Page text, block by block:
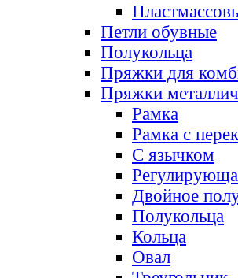
Петли обувные
Полукольца
Пряжки для
Пряжки
Рамка
Рамка с
С язычком
Двойное
Полукольца
Кольца
Овал